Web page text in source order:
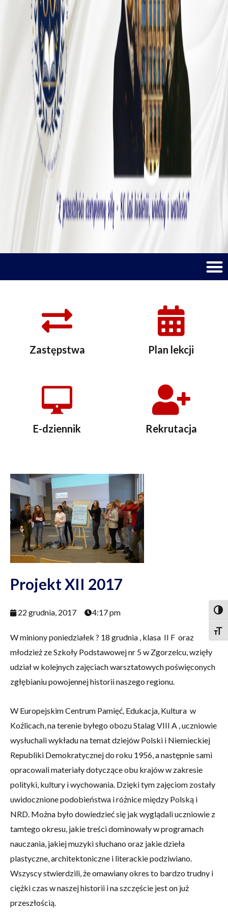
Zastępstwa Plan lekcji
E-dziennik Rekrutacja
Projekt XII 2017
22 grudnia, 2017 4:17 pm
W miniony poniedziałek ? 18 grudnia , klasa II F oraz
młodzież ze Szkoły Podstawowej nr 5 w Zgorzelcu, wzięły
udział w kolejnych zajęciach warsztatowych poświęconych
zgłębianiu powojennej historii naszego regionu.
W Europejskim Centrum Pamięć, Edukacja, Kultura w
Koźlicach, na terenie byłego obozu Stalag VIII A , uczniowie
wysłuchali wykładu na temat dziejów Polski i Niemieckiej
Republiki Demokratycznej do roku 1956, a następnie sami
opracowali materiały dotyczące obu krajów w zakresie
polityki, kultury i wychowania. Dzięki tym zajęciom zostały
uwidocznione podobieństwa i różnice między Polską i
NRD. Można było dowiedzieć się jak wyglądali uczniowie z
tamtego okresu, jakie treści dominowały w programach
nauczania, jakiej muzyki słuchano oraz jakie dzieła
plastyczne, architektoniczne i literackie podziwiano.
Wszyscy stwierdzili, że omawiany okres to bardzo trudny i
ciężki czas w naszej historii i na szczęście jest on już
przeszłością.